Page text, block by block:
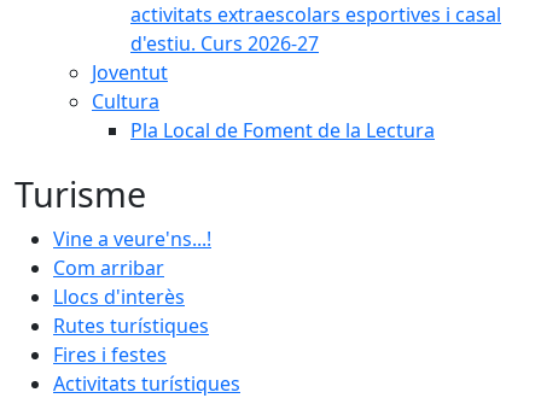
activitats extraescolars esportives i casal
d'estiu. Curs 2026-27
Joventut
Cultura
Pla Local de Foment de la Lectura
Turisme
Vine a veure'ns...!
Com arribar
Llocs d'interès
Rutes turístiques
Fires i festes
Activitats turístiques